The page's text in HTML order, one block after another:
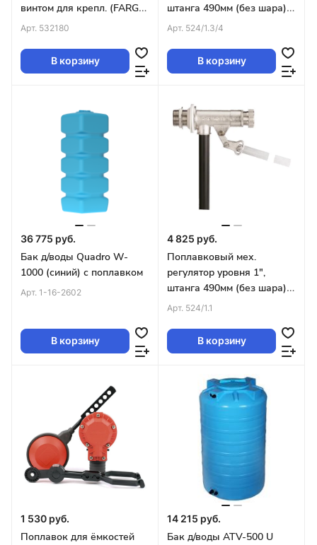
винтом для крепл. (FARG
511, 519, 523, 524, 525)
Арт. 532180
В корзину
штанга 490мм (без шара)
FARG
Арт. 524/1.3/4
В корзину
36 775 руб.
Бак д/воды Quadro W-
1000 (синий) с поплавком
Арт. 1-16-2602
В корзину
4 825 руб.
Поплавковый мех.
регулятор уровня 1",
штанга 490мм (без шара)
FARG
Арт. 524/1.1
В корзину
1 530 руб.
Поплавок для ёмкостей
14 215 руб.
Бак д/воды ATV-500 U